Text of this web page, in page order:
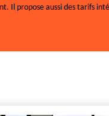
Il propose aussi des tarifs